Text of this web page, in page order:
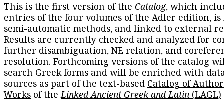
This is the first version of the Catalog, which
entries of the four volumes of the Adler edition, is
semi-automatic methods, and linked to external
Results are currently checked and analyzed for
further disambiguation, NE relation, and
resolution. Forthcoming versions of the catalog
search Greek forms and will be enriched with
sources as part of the text-based Catalog of
Works of theLinked Ancient Greek and Latin (LAGL)